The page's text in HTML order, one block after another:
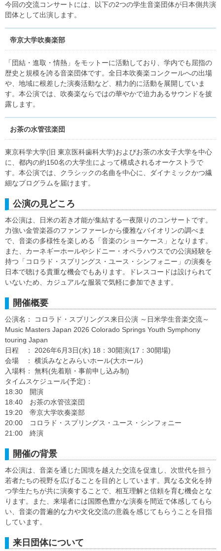
今回の交流コンサートには、以下の2つの学生音楽団体が日本側共演
団体として出演します。
帝京大学吹奏楽部
「団結・進取・情熱」をモットーに活動しており、学内でも屈指の
歴史と規模を誇る音楽団体です。全日本吹奏楽コンクールへの出場
や、地域に根差した演奏活動など、精力的に活動を展開していま
す。本公演では、吹奏楽ならではの華やかで迫力あるサウンドを披
露します。
お茶の水管弦楽団
東京科学大学(旧 東京医科歯科大学)およびお茶の水女子大学を中心
に、都内の約150名の大学生によって構成されるオーケストラで
す。本公演では、クラシックの名曲を中心に、ダイナミックかつ繊
細なプログラムを届けます。
公演の見どころ
本公演は、日米の若き才能が集結する一夜限りのコンサートです。
力強い金管楽器のファンファーレから優雅なバイオリンの調べま
で、音楽の多様性を楽しめる「音楽のショーケース」となります。
また、カーネギーホールやシドニー・オペラハウスでの公演経験を
持つ「コロラド・スプリングス・ユース・シンフォニー」の演奏を
日本で聴ける貴重な機会でもあります。ドレスコードは設けられて
いないため、カジュアルな服装で気軽に参加できます。
開催概要
公演名： コロラド・スプリングス来日公演 ～日米学生音楽交流～
Music Masters Japan 2026 Colorado Springs Youth Symphony
touring Japan
日程 ： 2026年6月3日(水) 18：30開演(17：30開場)
会場 ： 横浜みなとみらいホール(大ホール)
入場料： 無料(先着順・事前申し込み制)
タイムスケジュール(予定)：
18:30 開演
18:40 お茶の水管弦楽団
19:20 帝京大学吹奏楽部
20:00 コロラド・スプリングス・ユース・シンフォニー
21:00 終演
開催の背景
本公演は、音楽を通じた国境を越えた交流を促進し、次世代を担う
若者たちの視野を広げることを目的としています。異なる文化を持
つ学生たちが共に演奏することで、相互理解と信頼を育む機会とな
ります。また、来場者には国際色豊かな演奏を間近で体感してもら
い、音楽の普遍的な力や文化交流の意義を感じてもらうことを目指
しています。
来日団体について